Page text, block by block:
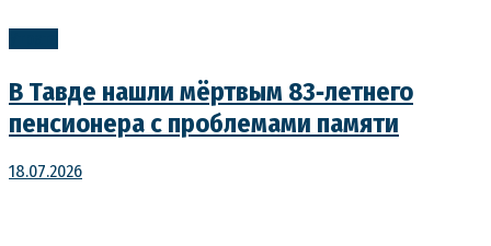
В Тавде нашли мёртвым 83‑летнего
пенсионера с проблемами памяти
18.07.2026